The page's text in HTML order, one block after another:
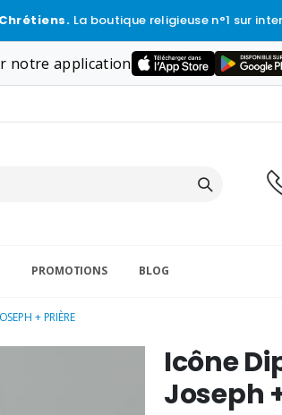
La boutique religieuse n°1 sur
notre application
PROMOTIONS BLOG
+ PRIÈRE
Icône
Joseph